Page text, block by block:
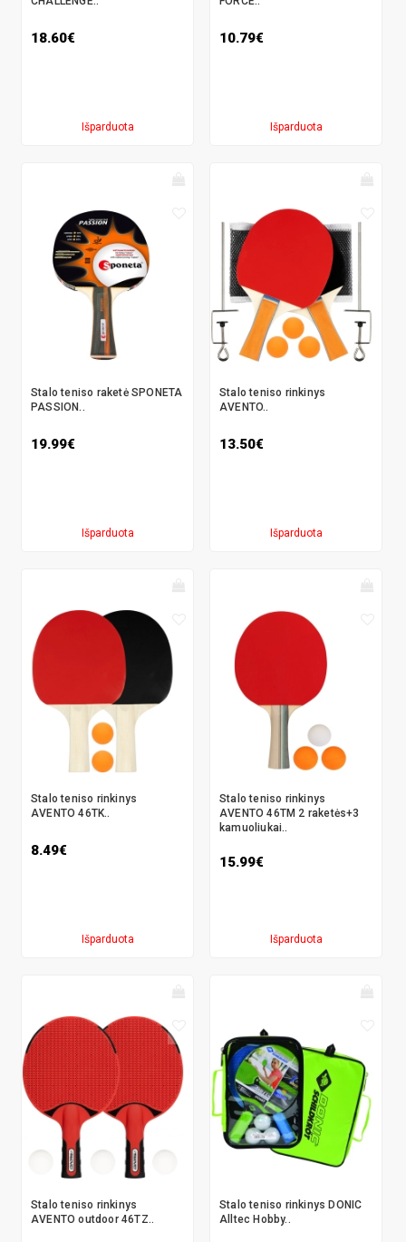
18.60€
Išparduota
10.79€
Išparduota
Stalo teniso raketė SPONETA
PASSION..
19.99€
Išparduota
Stalo teniso rinkinys
AVENTO..
13.50€
Išparduota
Stalo teniso rinkinys
AVENTO 46TK..
8.49€
Išparduota
Stalo teniso rinkinys
AVENTO 46TM 2 raketės+3
kamuoliukai..
15.99€
Išparduota
Stalo teniso rinkinys
AVENTO outdoor 46TZ..
Stalo teniso rinkinys DONIC
Alltec Hobby..